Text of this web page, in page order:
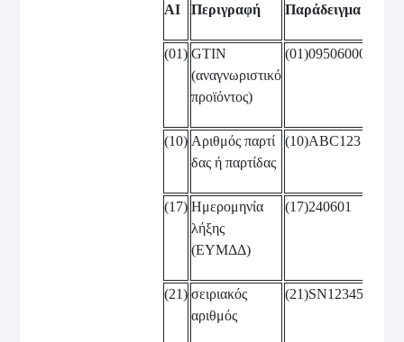
AI Περιγραφή Παράδειγμα
(01) GTIN
(αναγνωριστικό
προϊόντος)
(10) Αριθμός παρτί
δας ή παρτίδας
(10)ABC123
(17) Ημερομηνία
λήξης
(ΕΥΜΔΔ)
(17)240601
(21) σειριακός
αριθμός
(21)SN12345678